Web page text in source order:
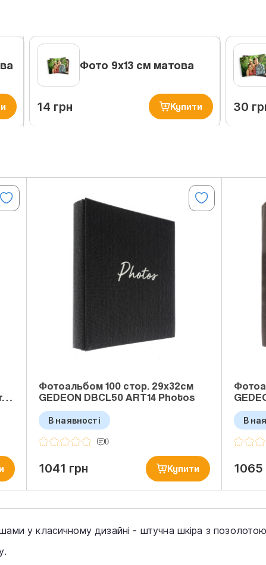
Фото 9х13 см матова
14 грн Купити 30
Фотоальбом 100 стор. 29x32см
GEDEON DBCL50 ART14 Photos
В наявності
0
1041 грн Купити
В
1065
у класичному дизайні - штучна шкіра з